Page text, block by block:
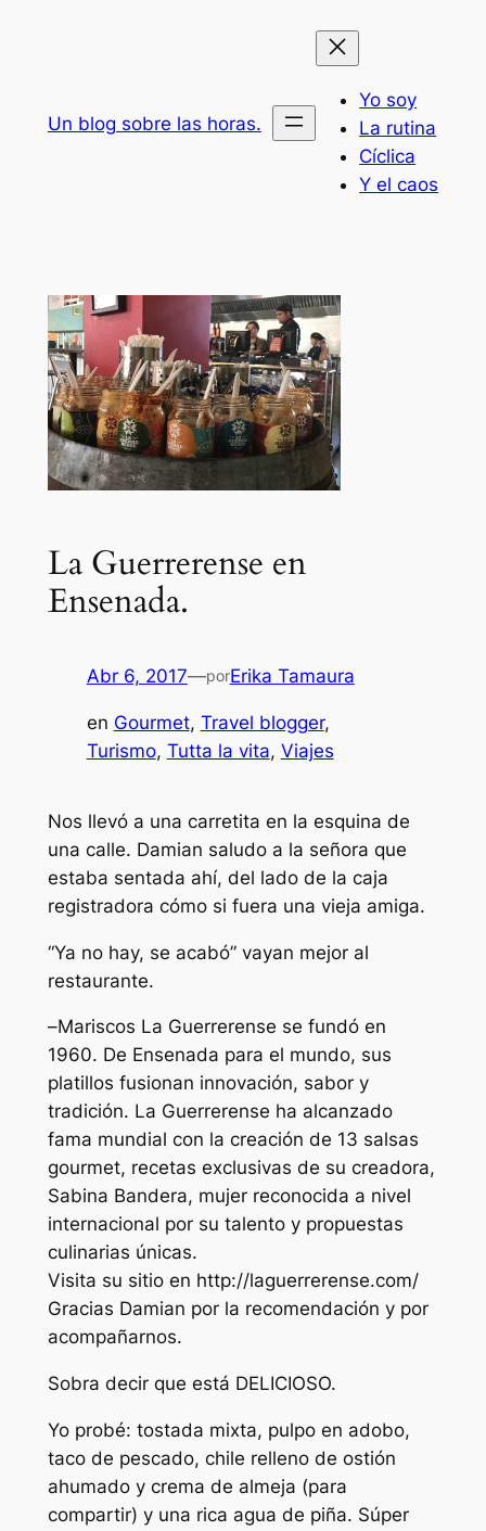
Un blog sobre las horas.
Yo soy
La rutina
Cíclica
Y el caos
La Guerrerense en
Ensenada.
Abr 6, 2017—porErika Tamaura
en Gourmet, Travel blogger
Turismo, Tutta la vita, Viajes
Nos llevó a una carretita en la esquina de
una calle. Damian saludo a la señora que
estaba sentada ahí, del lado de la caja
registradora cómo si fuera una vieja amiga.
“Ya no hay, se acabó” vayan mejor al
restaurante.
–Mariscos La Guerrerense se fundó en
1960. De Ensenada para el mundo, sus
platillos fusionan innovación, sabor y
tradición. La Guerrerense ha alcanzado
fama mundial con la creación de 13 salsas
gourmet, recetas exclusivas de su creadora,
Sabina Bandera, mujer reconocida a nivel
internacional por su talento y propuestas
culinarias únicas.
Visita su sitio en http://laguerrerense.com/
Gracias Damian por la recomendación y por
acompañarnos.
Sobra decir que está DELICIOSO.
Yo probé: tostada mixta, pulpo en adobo,
taco de pescado, chile relleno de ostión
ahumado y crema de almeja (para
compartir) y una rica agua de piña. Súper